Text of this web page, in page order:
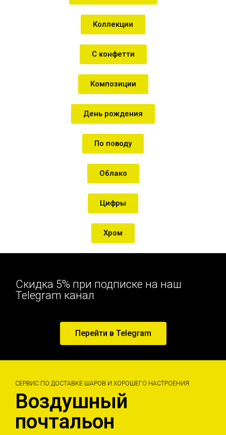
Коллекции
С конфетти
Композиции
День рождения
По поводу
Облако
Цифры
Хром
Скидка 5% при подписке на наш
Telegram канал
Перейти в Telegram
СЕРВИС ПО ДОСТАВКЕ ШАРОВ И ХОРОШЕГО НАСТРОЕНИЯ
Воздушный
почтальон